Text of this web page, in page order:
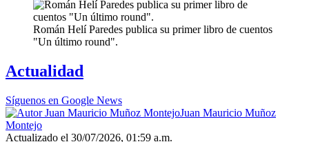
Román Helí Paredes publica su primer libro de cuentos
"Un último round".
Actualidad
Síguenos en Google News
Juan Mauricio Muñoz
Montejo
Actualizado el 30/07/2026, 01:59 a.m.